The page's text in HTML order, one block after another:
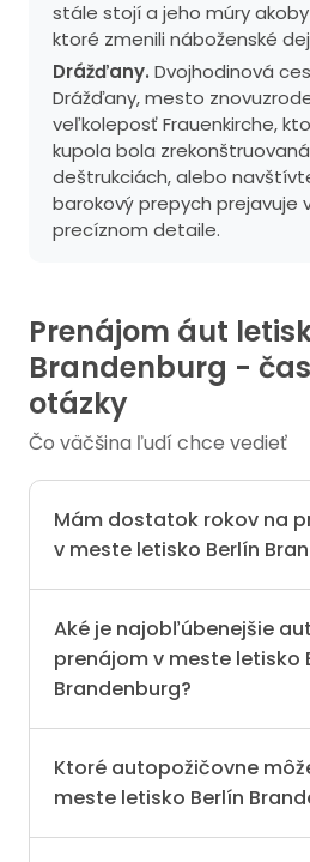
stále stojí a jeho múry
ktoré zmenili náboženské
Drážďany. Dvojhodinová
Drážďany, mesto
veľkoleposť Frauenkirche,
kupola bola
deštrukciách, alebo
barokový prepych prejavuje
precíznom detaile.
Prenájom áut
Brandenburg -
otázky
Čo väčšina ľudí chce vedieť
Mám dostatok rokov na
v meste letisko Berlín
Aké je najobľúbenejšie
prenájom v meste letisko
Brandenburg?
Ktoré autopožičovne
meste letisko Berlín